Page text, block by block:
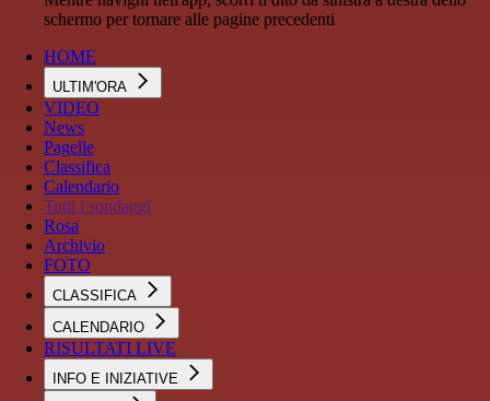
schermo per tornare alle pagine precedenti
HOME
ULTIM'ORA
VIDEO
News
Pagelle
Classifica
Calendario
Tutti i sondaggi
Rosa
Archivio
FOTO
CLASSIFICA
CALENDARIO
RISULTATI LIVE
INFO E INIZIATIVE